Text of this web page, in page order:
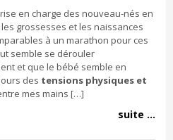
en charge des nouveau-nés en
grossesses et les naissances
à un marathon pour ces
semble se dérouler
et que le bébé semble en
des tensions physiques et
mes mains […]
suite ...